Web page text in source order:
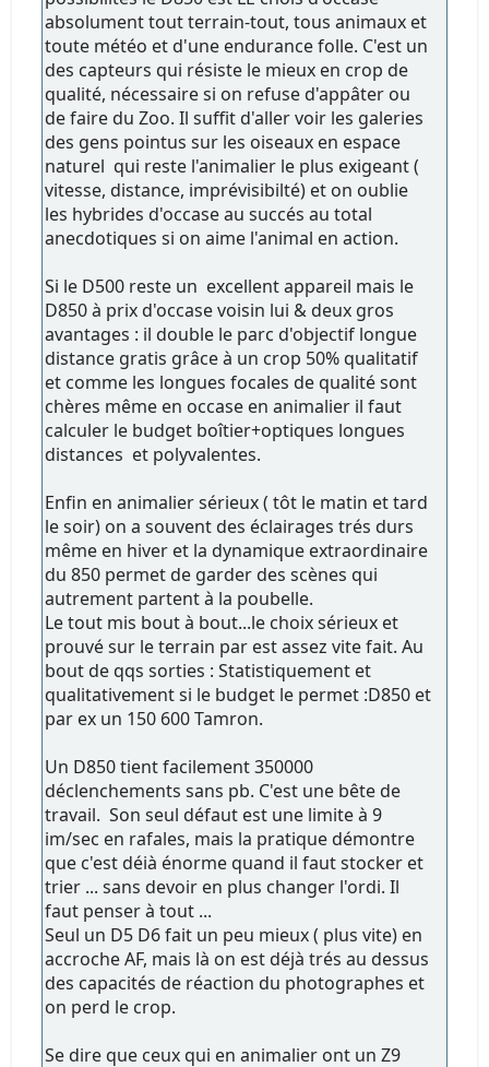
absolument tout terrain-tout, tous animaux et
toute météo et d'une endurance folle. C'est un
des capteurs qui résiste le mieux en crop de
qualité, nécessaire si on refuse d'appâter ou
de faire du Zoo. Il suffit d'aller voir les galeries
des gens pointus sur les oiseaux en espace
naturel qui reste l'animalier le plus exigeant (
vitesse, distance, imprévisibilté) et on oublie
les hybrides d'occase au succés au total
anecdotiques si on aime l'animal en action.
Si le D500 reste un excellent appareil mais le
D850 à prix d'occase voisin lui & deux gros
avantages : il double le parc d'objectif longue
distance gratis grâce à un crop 50% qualitatif
et comme les longues focales de qualité sont
chères même en occase en animalier il faut
calculer le budget boîtier+optiques longues
distances et polyvalentes.
Enfin en animalier sérieux ( tôt le matin et tard
le soir) on a souvent des éclairages trés durs
même en hiver et la dynamique extraordinaire
du 850 permet de garder des scènes qui
autrement partent à la poubelle.
Le tout mis bout à bout...le choix sérieux et
prouvé sur le terrain par est assez vite fait. Au
bout de qqs sorties : Statistiquement et
qualitativement si le budget le permet :D850 et
par ex un 150 600 Tamron.
Un D850 tient facilement 350000
déclenchements sans pb. C'est une bête de
travail. Son seul défaut est une limite à 9
im/sec en rafales, mais la pratique démontre
que c'est déià énorme quand il faut stocker et
trier ... sans devoir en plus changer l'ordi. Il
faut penser à tout ...
Seul un D5 D6 fait un peu mieux ( plus vite) en
accroche AF, mais là on est déjà trés au dessus
des capacités de réaction du photographes et
on perd le crop.
Se dire que ceux qui en animalier ont un Z9